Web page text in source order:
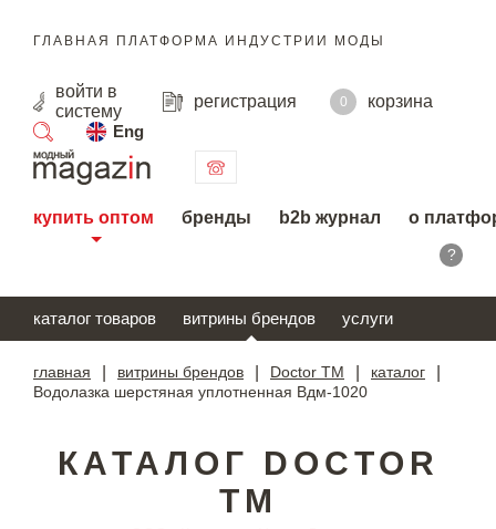
ГЛАВНАЯ ПЛАТФОРМА ИНДУСТРИИ МОДЫ
войти в
систему
регистрация 0
корзина
Eng
поиск
купить оптом бренды b2b журнал о
?
каталог товаров витрины брендов услуги
главная витрины брендов Doctor TM каталог
Водолазка шерстяная уплотненная Вдм-1020
КАТАЛОГ DOCTOR
TM